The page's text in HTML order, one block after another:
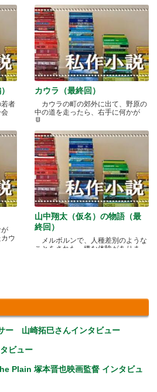
者
カウラ（最終回）
カウラの町の郊外に出て、野原の
中の道を走ったら、右手に何かが
見.....
ウ
山中翔太（仮名）の物語（最
終回）
メルボルンで、人種差別のような
ことをされた、嫌な体験がありま
ー 山崎拓巳さんインタビュー
ビュー
Plain 塚本晋也映画監督 インタビュ